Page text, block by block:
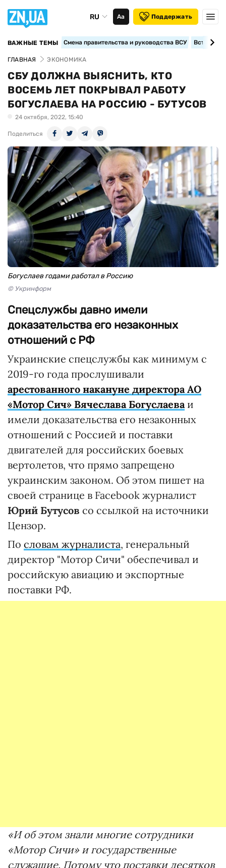
RU Аа Поддержать
ВАЖНЫЕ ТЕМЫ Смена правительства и руководства ВСУ
ГЛАВНАЯ ЭКОНОМИКА
СБУ ДОЛЖНА ВЫЯСНИТЬ, КТО
ВОСЕМЬ ЛЕТ ПОКРЫВАЛ РАБОТУ
БОГУСЛАЕВА НА РОССИЮ - БУТУСОВ
24 октября, 2022, 15:40
Поделиться
Богуслаев годами работал в Россию
© Укринформ
Спецслужбы давно имели
доказательства его незаконных
отношений с РФ
Украинские спецслужбы как минимум с
2019-го года прослушивали
арестованного накануне директора АО
«Мотор Сич» Вячеслава Богуслаева и
имели доказательства его незаконных
отношений с Россией и поставки
двигателей для российских боевых
вертолетов, что прямо запрещено
украинским законом. Об этом пишет на
своей странице в Facebook журналист
Юрий Бутусов со ссылкой на источники
Цензор.
По словам журналиста, генеральный
директор "Мотор Сичи" обеспечивал и
российскую авиацию и экспортные
поставки РФ.
«И об этом знали многие сотрудники
«Мотор Сичи» и государственные
служащие. Потому что поставки десятков